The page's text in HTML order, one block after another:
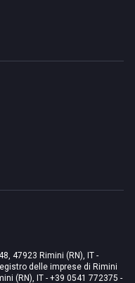
47923 Rimini (RN), IT -
delle imprese di Rimini
(RN), IT - +39 0541 772375 -